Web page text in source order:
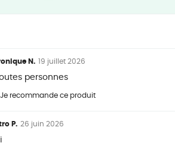
N. 19 juillet 2026
personnes
Je recommande ce produit
P. 26 juin 2026